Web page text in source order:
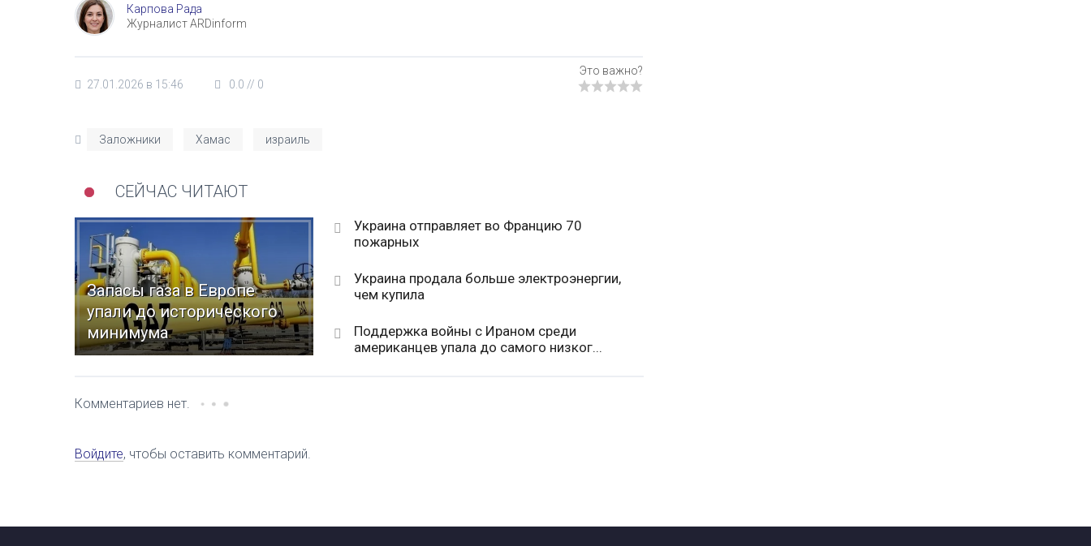
Карпова Рада
Журналист ARDinform
27.01.2026 в 15:46 0.0 // 0
Заложники Хамас израиль
СЕЙЧАС ЧИТАЮТ
Запасы газа в Европе
упали до исторического
минимума
Украина отправляет во Францию 70
пожарных
Украина продала больше электроэнергии,
чем купила
Поддержка войны с Ираном среди
американцев упала до самого низког...
Комментариев нет.
Войдите, чтобы оставить комментарий.